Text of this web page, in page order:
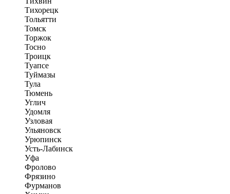
Тихорецк
Тольятти
Томск
Торжок
Тосно
Троицк
Туапсе
Туймазы
Тула
Тюмень
Углич
Удомля
Узловая
Ульяновск
Урюпинск
Усть-Лабинск
Уфа
Фролово
Фрязино
Фурманов